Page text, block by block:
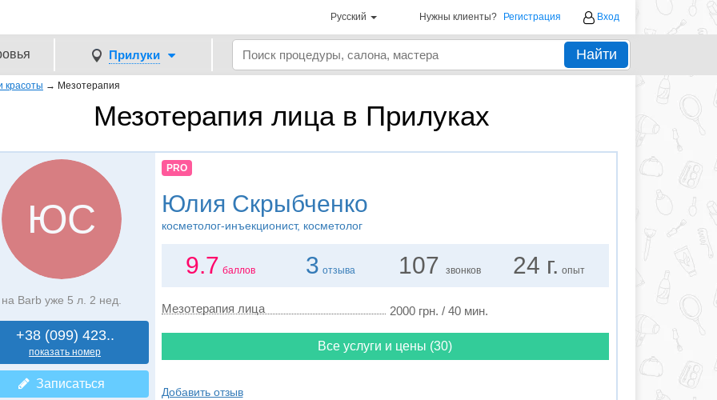
Русский Нужны клиенты? Регистрация Вход
Прилуки Найти
красоты → Мезотерапия
Мезотерапия лица в Прилуках
ЮС
на Barb уже 5 л. 2 нед.
+38 (099) 423..
показать номер
Записаться
PRO
Юлия Скрыбченко
косметолог-инъекционист, косметолог
9.7 баллов 3 отзыва 107 звонков 24 г. опыт
Мезотерапия лица 2000 грн. / 40 мин.
Все услуги и цены (30)
Добавить отзыв